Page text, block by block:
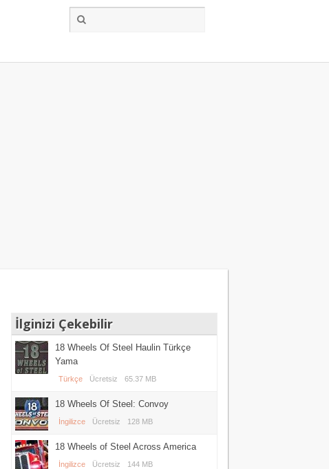
İlginizi Çekebilir
18 Wheels Of Steel Haulin Türkçe
Yama
Türkçe Ücretsiz 65.37 MB
18 Wheels Of Steel: Convoy
İngilizce Ücretsiz 128 MB
18 Wheels of Steel Across America
İngilizce Ücretsiz 144 MB